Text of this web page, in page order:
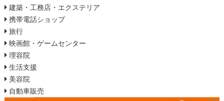
建築・工務店・エクステリア
携帯電話ショップ
旅行
映画館・ゲームセンター
理容院
生活支援
美容院
自動車販売